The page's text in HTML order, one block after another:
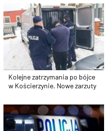
Kolejne zatrzymania po bójce
w Kościerzynie. Nowe zarzuty